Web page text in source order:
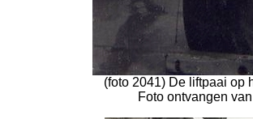
(foto 2041) De liftpaai op
Foto ontvangen